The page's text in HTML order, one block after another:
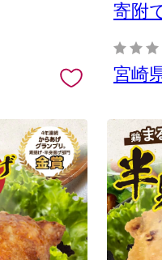
寄附
宮崎